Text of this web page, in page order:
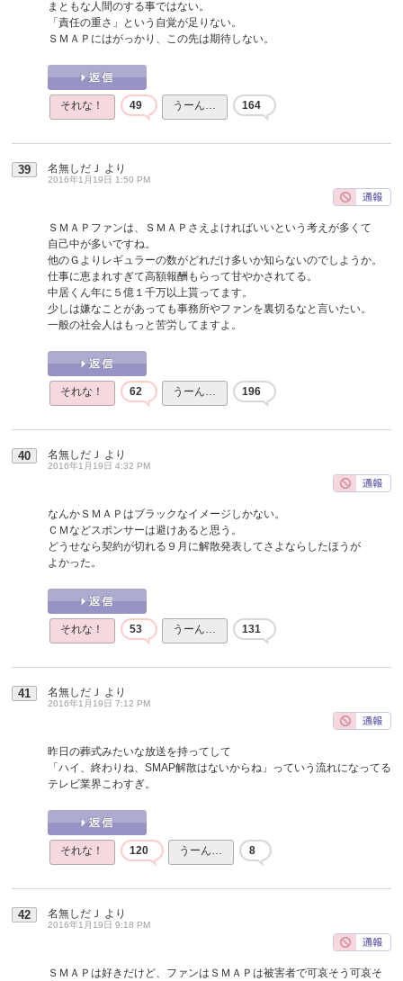
まともな人間のする事ではない。
「責任の重さ」という自覚が足りない。
ＳＭＡＰにはがっかり、この先は期待しない。
それな！ 49 うーん… 164
39 名無しだＪ より
2016年1月19日 1:50 PM
ＳＭＡＰファンは、ＳＭＡＰさえよければいいという考えが多くて
自己中が多いですね。
他のＧよりレギュラーの数がどれだけ多いか知らないのでしようか。
仕事に恵まれすぎて高額報酬もらって甘やかされてる。
中居くん年に５億１千万以上貰ってます。
少しは嫌なことがあっても事務所やファンを裏切るなと言いたい。
一般の社会人はもっと苦労してますよ。
それな！ 62 うーん… 196
40 名無しだＪ より
2016年1月19日 4:32 PM
なんかＳＭＡＰはブラックなイメージしかない。
ＣＭなどスポンサーは避けあると思う。
どうせなら契約が切れる９月に解散発表してさよならしたほうが
よかった。
それな！ 53 うーん… 131
41 名無しだＪ より
2016年1月19日 7:12 PM
昨日の葬式みたいな放送を持ってして
「ハイ、終わりね、SMAP解散はないからね」っていう流れになってる
テレビ業界こわすぎ。
それな！ 120 うーん… 8
42 名無しだＪ より
2016年1月19日 9:18 PM
ＳＭＡＰは好きだけど、ファンはＳＭＡＰは被害者で可哀そう可哀そ